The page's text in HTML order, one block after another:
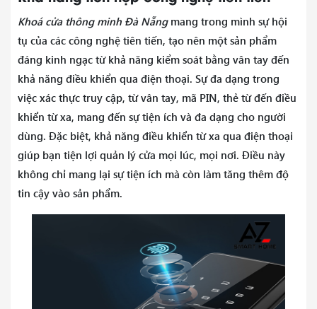
Khoá cửa thông minh Đà Nẵngmang trong mình sự hội
tụ của các công nghệ tiên tiến, tạo nên một sản phẩm
đáng kinh ngạc từ khả năng kiểm soát bằng vân tay đến
khả năng điều khiển qua điện thoại. Sự đa dạng trong
việc xác thực truy cập, từ vân tay, mã PIN, thẻ từ đến điều
khiển từ xa, mang đến sự tiện ích và đa dạng cho người
dùng. Đặc biệt, khả năng điều khiển từ xa qua điện thoại
giúp bạn tiện lợi quản lý cửa mọi lúc, mọi nơi. Điều này
không chỉ mang lại sự tiện ích mà còn làm tăng thêm độ
tin cậy vào sản phẩm.